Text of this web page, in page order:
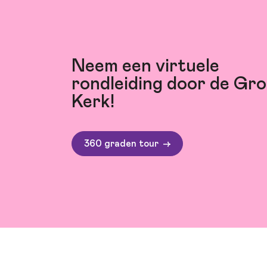
Neem een virtuele
rondleiding door de
Kerk!
360 graden tour